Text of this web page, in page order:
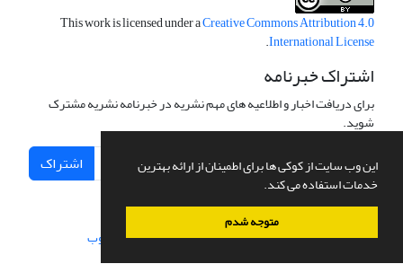
این وب سایت از کوکی ها برای اطمینان از ارائه بهترین
خدمات استفاده می کند.
متوجه شدم
This work is licensed under aCreative Commons Attribution 4.0
International License
.
اشتراک خبرنامه
برای دریافت اخبار و اطلاعیه های مهم نشریه در خبرنامه نشریه مشترک
شوید.
اشتراک
سامانه مدیریت نشریات علمی.طراحی و پیاده سازی از سیناوب